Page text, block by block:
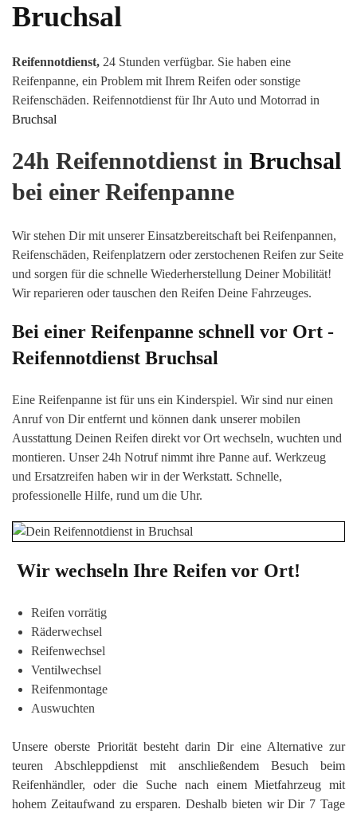
Bruchsal
Reifennotdienst, 24 Stunden verfügbar. Sie haben eine
Reifenpanne, ein Problem mit Ihrem Reifen oder sonstige
Reifenschäden. Reifennotdienst für Ihr Auto und Motorrad in
Bruchsal
24h Reifennotdienst in Bruchsal
bei einer Reifenpanne
Wir stehen Dir mit unserer Einsatzbereitschaft bei Reifenpannen,
Reifenschäden, Reifenplatzern oder zerstochenen Reifen zur Seite
und sorgen für die schnelle Wiederherstellung Deiner Mobilität!
Wir reparieren oder tauschen den Reifen Deine Fahrzeuges.
Bei einer Reifenpanne schnell vor Ort -
Reifennotdienst Bruchsal
Eine Reifenpanne ist für uns ein Kinderspiel. Wir sind nur einen
Anruf von Dir entfernt und können dank unserer mobilen
Ausstattung Deinen Reifen direkt vor Ort wechseln, wuchten und
montieren. Unser 24h Notruf nimmt ihre Panne auf. Werkzeug
und Ersatzreifen haben wir in der Werkstatt. Schnelle,
professionelle Hilfe, rund um die Uhr.
Wir wechseln Ihre Reifen vor Ort!
Reifen vorrätig
Räderwechsel
Reifenwechsel
Ventilwechsel
Reifenmontage
Auswuchten
Unsere oberste Priorität besteht darin Dir eine Alternative zur
teuren Abschleppdienst mit anschließendem Besuch beim
Reifenhändler, oder die Suche nach einem Mietfahrzeug mit
hohem Zeitaufwand zu ersparen. Deshalb bieten wir Dir 7 Tage